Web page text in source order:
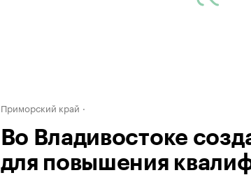
Приморский край
Во Владивостоке
для повышения